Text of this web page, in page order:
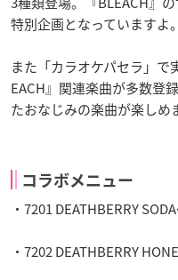
特別企画となっていますよ。
また「カラオケパセラ」で
EACH』関連楽曲が多数登
たおなじみの楽曲が楽しめ
コラボメニュー
・7201 DEATHBERRY
・7202 DEATHBERRY